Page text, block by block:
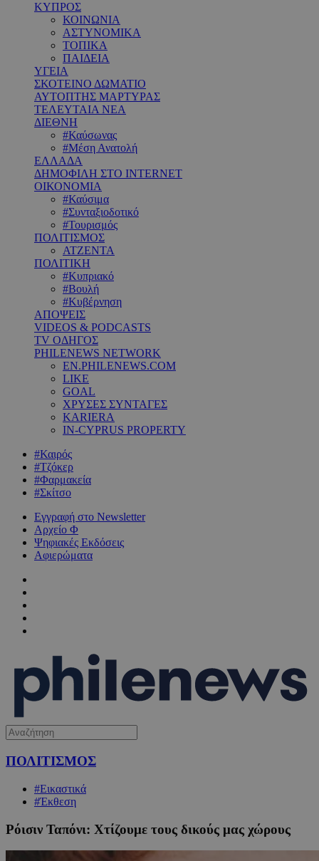
ΚΥΠΡΟΣ
ΚΟΙΝΩΝΙΑ
ΑΣΤΥΝΟΜΙΚΑ
ΤΟΠΙΚΑ
ΠΑΙΔΕΙΑ
ΥΓΕΙΑ
ΣΚΟΤΕΙΝΟ ΔΩΜΑΤΙΟ
ΑΥΤΟΠΤΗΣ ΜΑΡΤΥΡΑΣ
ΤΕΛΕΥΤΑΙΑ ΝΕΑ
ΔΙΕΘΝΗ
#Καύσωνας
#Μέση Ανατολή
ΕΛΛΑΔΑ
ΔΗΜΟΦΙΛΗ ΣΤΟ INTERNET
ΟΙΚΟΝΟΜΙΑ
#Καύσιμα
#Συνταξιοδοτικό
#Τουρισμός
ΠΟΛΙΤΙΣΜΟΣ
ΑΤΖΕΝΤΑ
ΠΟΛΙΤΙΚΗ
#Κυπριακό
#Βουλή
#Κυβέρνηση
ΑΠΟΨΕΙΣ
VIDEOS & PODCASTS
TV ΟΔΗΓΟΣ
PHILENEWS NETWORK
EN.PHILENEWS.COM
LIKE
GOAL
ΧΡΥΣΕΣ ΣΥΝΤΑΓΕΣ
KARIERA
IN-CYPRUS PROPERTY
#Καιρός
#Τζόκερ
#Φαρμακεία
#Σκίτσο
Εγγραφή στο Newsletter
Αρχείο Φ
Ψηφιακές Εκδόσεις
Αφιερώματα
ΠΟΛΙΤΙΣΜΟΣ
#Εικαστικά
#Έκθεση
Ρόισιν Ταπόνι: Χτίζουμε τους δικούς μας χώρους